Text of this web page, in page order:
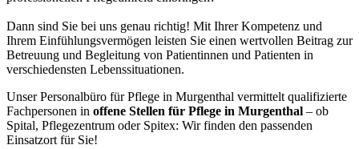
Dann sind Sie bei uns genau richtig! Mit Ihrer Kompetenz und
Ihrem Einfühlungsvermögen leisten Sie einen wertvollen Beitrag zur
Betreuung und Begleitung von Patientinnen und Patienten in
verschiedensten Lebenssituationen.
Unser Personalbüro für Pflege in Murgenthal vermittelt qualifizierte
Fachpersonen in offene Stellen für Pflege in Murgenthal – ob
Spital, Pflegezentrum oder Spitex: Wir finden den passenden
Einsatzort für Sie!